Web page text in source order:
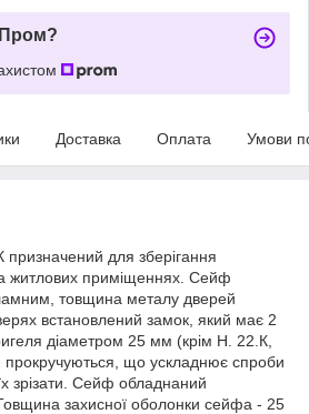
Пром?
Доставка Оплата Умови
для зберігання
житлових приміщеннях. Сейф
товщина металу дверей
встановлений замок, який має 2
діаметром 25 мм (крім H. 22.К,
що ускладнює спроби
зрізати. Сейф обладнаний
захисної оболонки сейфа - 25